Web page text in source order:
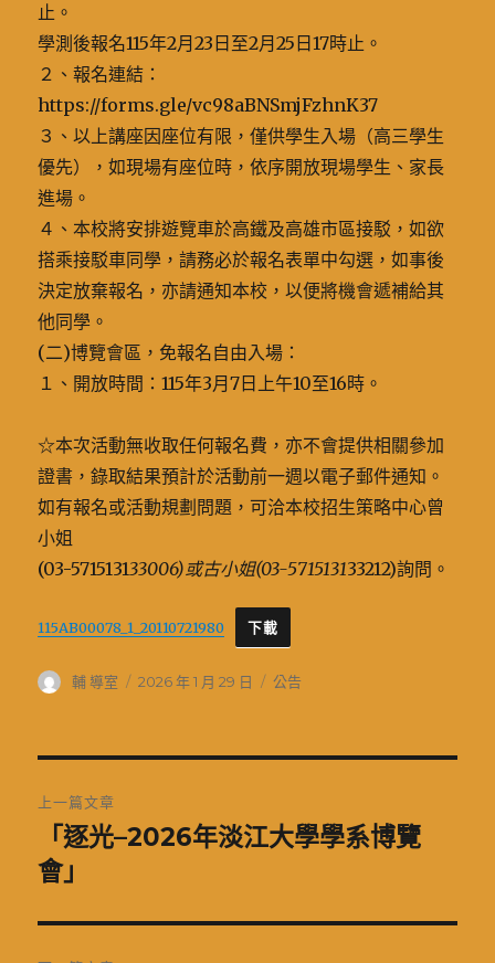
止。
學測後報名115年2月23日至2月25日17時止。
２、報名連結：
https://forms.gle/vc98aBNSmjFzhnK37
３、以上講座因座位有限，僅供學生入場（高三學生
優先），如現場有座位時，依序開放現場學生、家長
進場。
４、本校將安排遊覽車於高鐵及高雄市區接駁，如欲
搭乘接駁車同學，請務必於報名表單中勾選，如事後
決定放棄報名，亦請通知本校，以便將機會遞補給其
他同學。
(二)博覽會區，免報名自由入場：
１、開放時間：115年3月7日上午10至16時。
☆本次活動無收取任何報名費，亦不會提供相關參加
證書，錄取結果預計於活動前一週以電子郵件通知。
如有報名或活動規劃問題，可洽本校招生策略中心曾
小姐
(03-571513133006)或古小姐(03-571513133212)詢問。
115AB00078_1_20110721980 下載
作
輔 導室
發
2026 年 1 月 29 日
分
公告
章
導
覽
上一篇文章
上
一
文
「逐光–2026年淡江大學學系博覽
會」